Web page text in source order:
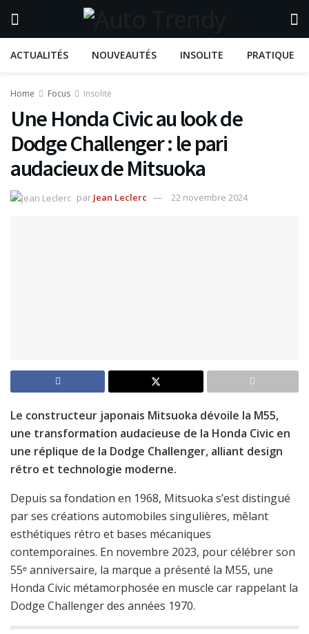
ACTUALITÉS NOUVEAUTÉS INSOLITE PRATIQUE
Home Focus Insolite
Une Honda Civic au look de
Dodge Challenger : le pari
audacieux de Mitsuoka
par Jean Leclerc 22 novembre 2024
Le constructeur japonais Mitsuoka dévoile la M55,
une transformation audacieuse de la Honda Civic en
une réplique de la Dodge Challenger, alliant design
rétro et technologie moderne.
Depuis sa fondation en 1968, Mitsuoka s’est distingué
par ses créations automobiles singulières, mêlant
esthétiques rétro et bases mécaniques
contemporaines. En novembre 2023, pour célébrer son
55ᵉ anniversaire, la marque a présenté la M55, une
Honda Civic métamorphosée en muscle car rappelant la
Dodge Challenger des années 1970.